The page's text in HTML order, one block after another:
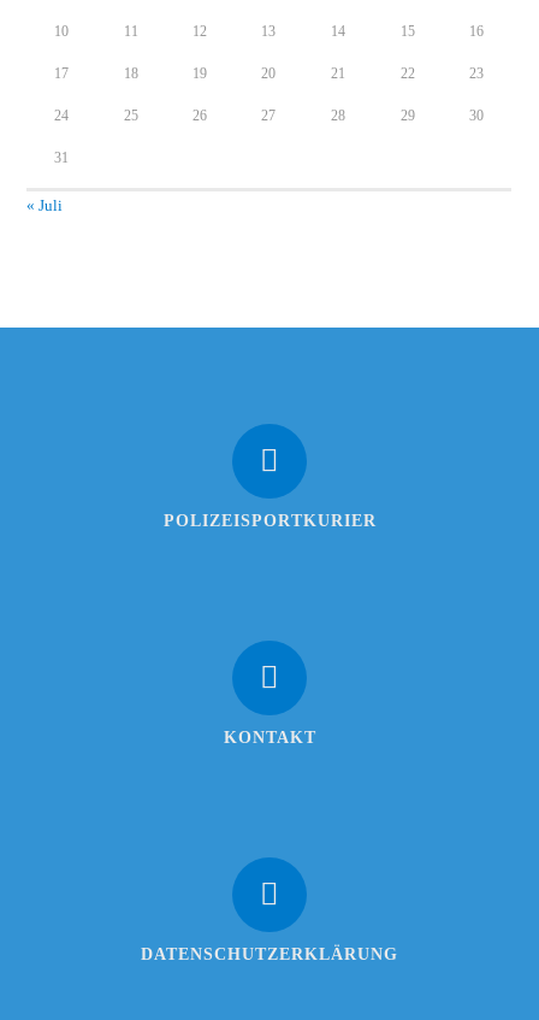
10 11 12 13 14 15 16
17 18 19 20 21 22 23
24 25 26 27 28 29 30
31
« Juli
POLIZEISPORTKURIER
KONTAKT
DATENSCHUTZERKLÄRUNG